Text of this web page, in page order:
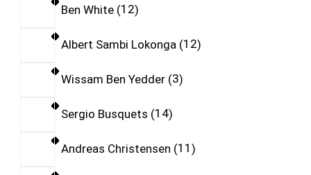
Ben White 12
Albert Sambi Lokonga 12
Wissam Ben Yedder 3
Sergio Busquets 14
Andreas Christensen 11